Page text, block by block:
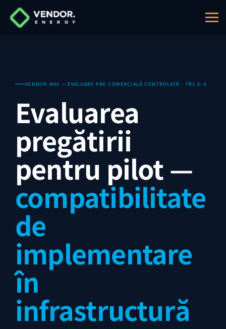
VENDOR.MAX — EVALUARE PRE-COMERCIALĂ CONTROLATĂ · TRL 5–6
Evaluarea
pregătirii
pentru pilot —
compatibilitate
de
implementare
în
infrastructură